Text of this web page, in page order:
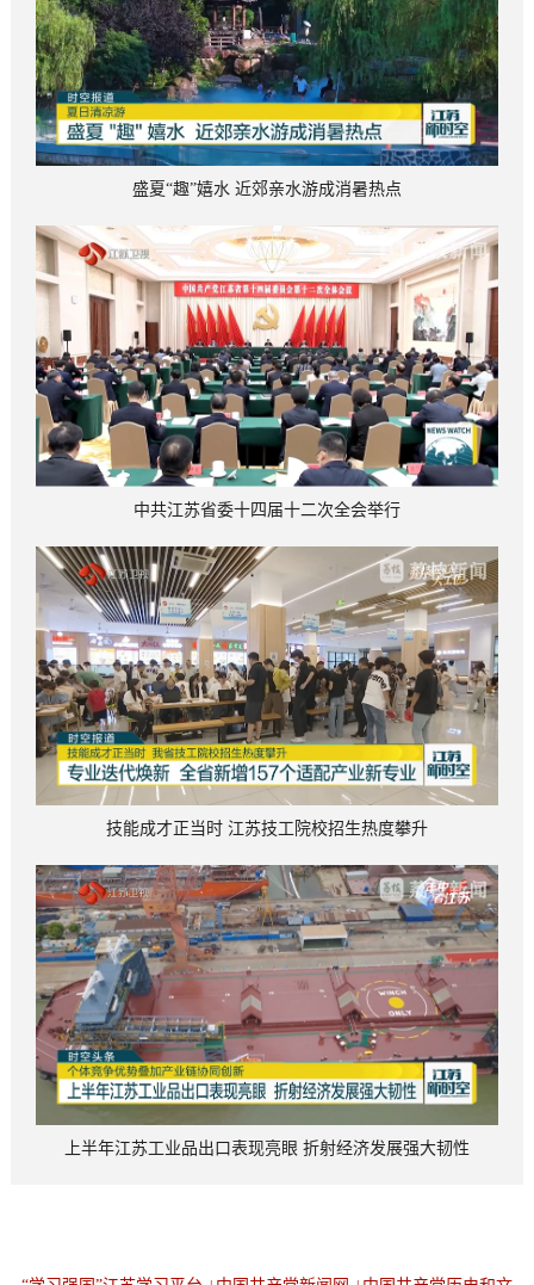
盛夏“趣”嬉水 近郊亲水游成消暑热点
中共江苏省委十四届十二次全会举行
技能成才正当时 江苏技工院校招生热度攀升
上半年江苏工业品出口表现亮眼 折射经济发展强大韧性